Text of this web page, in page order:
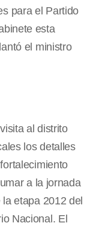
para el Partido
esta
el ministro
al distrito
los detalles
a la jornada
etapa 2012 del
Nacional. El